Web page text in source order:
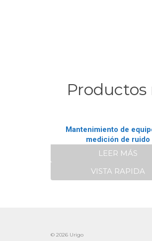
Productos
Mantenimiento de
medición de ruido
LEER MÁS
VISTA RAPIDA
© 2026 Urigo